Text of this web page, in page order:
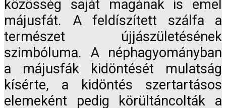
közösség saját magának is emel
májusfát. A feldíszített szálfa a
természet újjászületésének
szimbóluma. A néphagyományban
a májusfák kidöntését mulatság
kísérte, a kidöntés szertartásos
elemeként pedig körültáncolták a